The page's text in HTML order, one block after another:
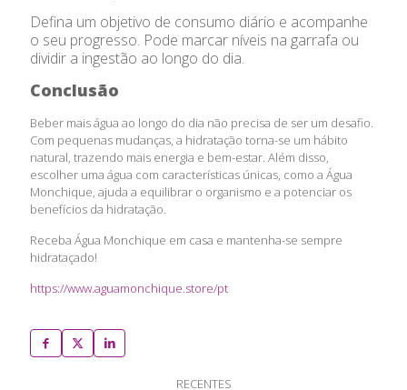
Defina um objetivo de consumo diário e acompanhe
o seu progresso. Pode marcar níveis na garrafa ou
dividir a ingestão ao longo do dia.
Conclusão
Beber mais água ao longo do dia não precisa de ser um desafio.
Com pequenas mudanças, a hidratação torna-se um hábito
natural, trazendo mais energia e bem-estar. Além disso,
escolher uma água com características únicas, como a Água
Monchique, ajuda a equilibrar o organismo e a potenciar os
benefícios da hidratação.
Receba Água Monchique em casa e mantenha-se sempre
hidrataçado!
https://www.aguamonchique.store/pt
RECENTES